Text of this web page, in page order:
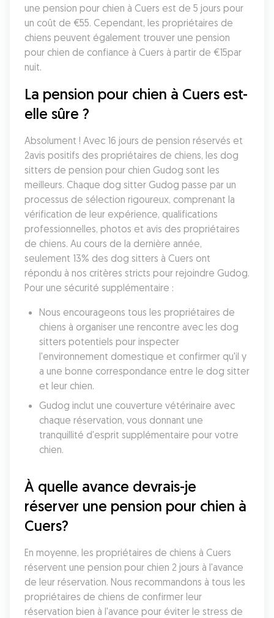
une pension pour chien à Cuers est de 5 jours pour
un coût de €55. Cependant, les propriétaires de
chiens peuvent également trouver une pension
pour chien de confiance à Cuers à partir de €15par
nuit.
La pension pour chien à Cuers est-
elle sûre ?
Absolument ! Avec 16 jours de pension réservés et
2avis positifs des propriétaires de chiens, les dog
sitters de pension pour chien Gudog sont les
meilleurs. Chaque dog sitter Gudog passe par un
processus de sélection rigoureux, comprenant la
vérification de leur expérience, qualifications
professionnelles, photos et avis des propriétaires
de chiens. Au cours de la dernière année,
seulement 13% des dog sitters à Cuers ont
répondu à nos critères stricts pour rejoindre Gudog.
Pour une sécurité supplémentaire :
Nous encourageons tous les propriétaires de
chiens à organiser une rencontre avec les dog
sitters potentiels pour inspecter
l'environnement domestique et confirmer qu'il y
a une bonne correspondance entre le dog sitter
et leur chien.
Gudog inclut une couverture vétérinaire avec
chaque réservation, vous donnant une
tranquillité d'esprit supplémentaire pour votre
chien.
À quelle avance devrais-je
réserver une pension pour chien à
Cuers?
En moyenne, les propriétaires de chiens à Cuers
réservent une pension pour chien 2 jours à l'avance
de leur réservation. Nous recommandons à tous les
propriétaires de chiens de confirmer leur
réservation bien à l'avance pour éviter le stress de